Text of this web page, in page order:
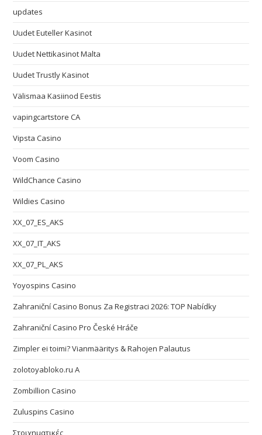
updates
Uudet Euteller Kasinot
Uudet Nettikasinot Malta
Uudet Trustly Kasinot
Välismaa Kasiinod Eestis
vapingcartstore CA
Vipsta Casino
Voom Casino
WildChance Casino
Wildies Casino
XX_07_ES_AKS
XX_07_IT_AKS
XX_07_PL_AKS
Yoyospins Casino
Zahraniční Casino Bonus Za Registraci 2026: TOP Nabídky
Zahraniční Casino Pro České Hráče
Zimpler ei toimi? Vianmääritys & Rahojen Palautus
zolotoyabloko.ru A
Zombillion Casino
Zuluspins Casino
Στοιχηματικές